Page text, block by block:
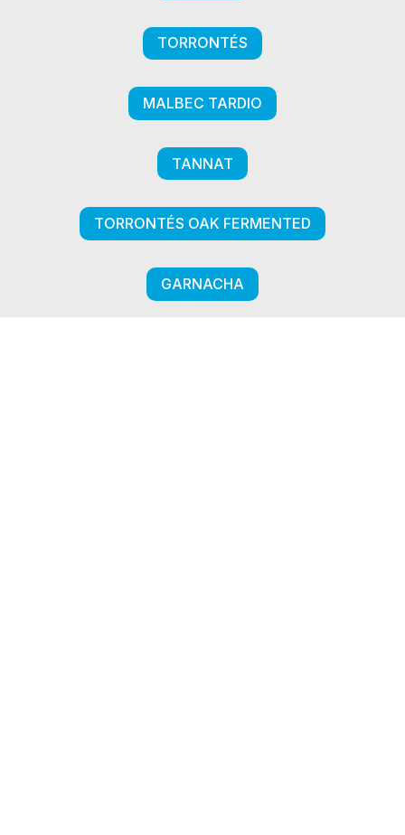
TORRONTÉS
MALBEC TARDIO
TANNAT
TORRONTÉS OAK FERMENTED
GARNACHA